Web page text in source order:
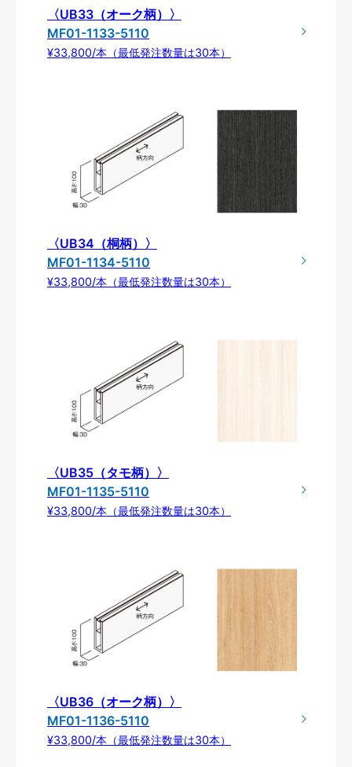
〈UB33（オーク柄）〉
MF01-1133-5110
¥33,800/本（最低発注数量は30本）
〈UB34（桐柄）〉
MF01-1134-5110
¥33,800/本（最低発注数量は30本）
〈UB35（タモ柄）〉
MF01-1135-5110
¥33,800/本（最低発注数量は30本）
〈UB36（オーク柄）〉
MF01-1136-5110
¥33,800/本（最低発注数量は30本）